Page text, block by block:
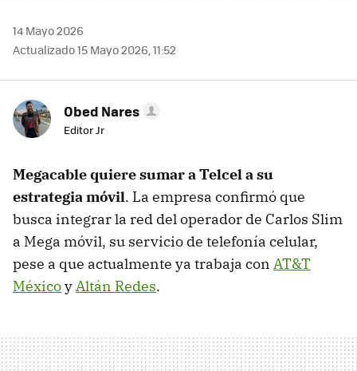
14 Mayo 2026
Actualizado 15 Mayo 2026, 11:52
Obed Nares
Editor Jr
Megacablequiere sumar aTelcela su
estrategia móvil. La empresa confirmó que
busca integrar la red del operador de Carlos Slim
a Mega móvil, su servicio de telefonía celular,
pese a que actualmente ya trabaja con AT&T
MéxicoyAltán Redes.